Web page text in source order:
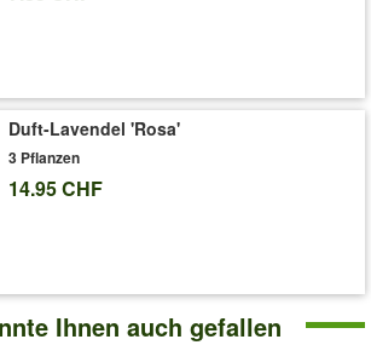
Duft-Lavendel 'Rosa'
3 Pflanzen
14.95 CHF
Ihnen auch gefallen